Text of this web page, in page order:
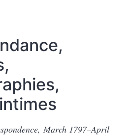
March 1797–April